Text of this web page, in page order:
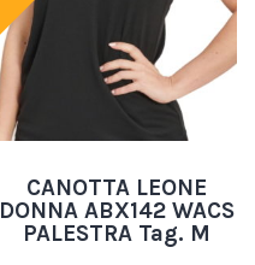
CANOTTA LEONE
DONNA ABX142 WACS
PALESTRA Tag. M